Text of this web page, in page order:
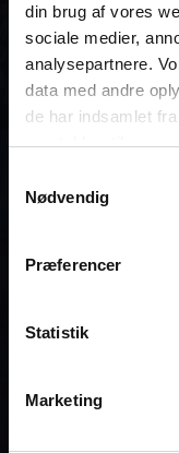
din brug af vores
sociale medier,
analysepartnere.
data med andre
de har indsamlet
samtykker til vores
Nødvendig
Præferencer
Statistik
Marketing